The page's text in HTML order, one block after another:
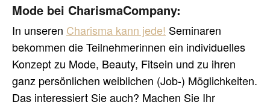
Mode bei CharismaCompany:
In unseren Charisma kann jede! Seminaren
bekommen die Teilnehmerinnen ein individuelles
Konzept zu Mode, Beauty, Fitsein und zu ihren
ganz persönlichen weiblichen (Job-) Möglichkeiten.
Das interessiert Sie auch? Machen Sie Ihr